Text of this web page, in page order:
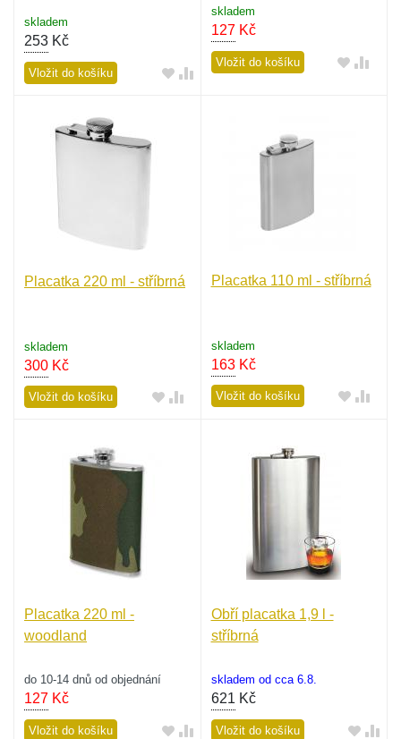
skladem
253 Kč
Vložit do košíku
skladem
127Kč
Vložit do košíku
Placatka 220 ml - stříbrná
skladem
300 Kč
Vložit do košíku
Placatka 110 ml - stříbrná
skladem
163Kč
Vložit do košíku
Placatka 220 ml -
woodland
do 10-14 dnů od objednání
127 Kč
Vložit do košíku
Obří placatka 1,9 l -
stříbrná
skladem od cca 6.8.
621 Kč
Vložit do košíku